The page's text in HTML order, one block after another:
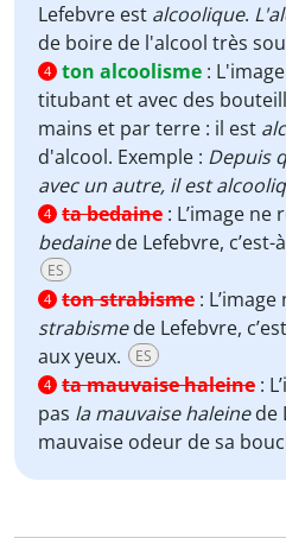
Lefebvre est alcoolique.
de boire de l'alcool très
4 ton alcoolisme :
titubant et avec des
mains et par terre : il est
d'alcool. Exemple : Depuis
avec un autre, il est
4 ta bedaine : L’image ne
bedainede Lefebvre, c’est-
ES
4 ton strabisme :
strabismede Lefebvre,
aux yeux.
ES
4 ta mauvaise haleine :
pas la mauvaise haleinede
mauvaise odeur de sa